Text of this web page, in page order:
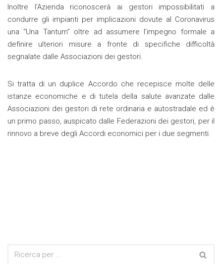
Inoltre l’Azienda riconoscerà ai gestori impossibilitati a
condurre gli impianti per implicazioni dovute al Coronavirus
una “Una Tantum” oltre ad assumere l’impegno formale a
definire ulteriori misure a fronte di specifiche difficoltà
segnalate dalle Associazioni dei gestori.
Si tratta di un duplice Accordo che recepisce molte delle
istanze economiche e di tutela della salute avanzate dalle
Associazioni dei gestori di rete ordinaria e autostradale ed è
un primo passo, auspicato dalle Federazioni dei gestori, per il
rinnovo a breve degli Accordi economici per i due segmenti.